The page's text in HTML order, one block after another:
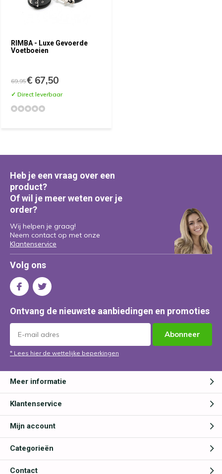
RIMBA - Luxe Gevoerde
Voetboeien
69,95€ 67,50
✓ Direct leverbaar
Heb je een vraag over een
product?
Of wil je meer weten over je
order?
Wij helpen je graag!
Neem contact op met onze
Klantenservice
Volg ons
Ontvang de nieuwste aanbiedingen en promoties
Abonneer
* Lees hier de wettelijke beperkingen
Meer informatie
Klantenservice
Mijn account
Categorieën
Contact